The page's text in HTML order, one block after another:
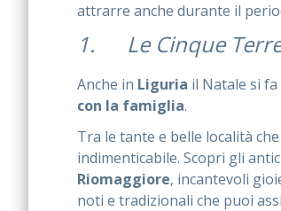
attrarre anche durante il
1. Le Cinque
Anche in Liguria il Natale si
con la famiglia.
Tra le tante e belle località
indimenticabile. Scopri gli
Riomaggiore, incantevoli
noti e tradizionali che puoi